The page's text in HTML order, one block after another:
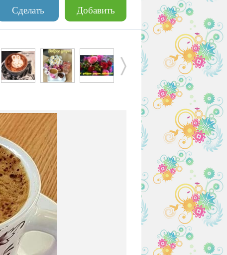
Добавить
Сделать